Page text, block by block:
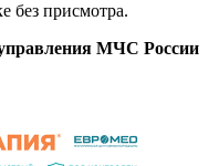
без присмотра.
МЧС России